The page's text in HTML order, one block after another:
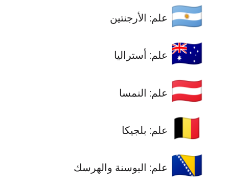
🇦🇷 علم: الأرجنتين
🇦🇺 علم: أستراليا
🇦🇹 علم: النمسا
🇧🇪 علم: بلجيكا
🇧🇦 علم: البوسنة والهرسك